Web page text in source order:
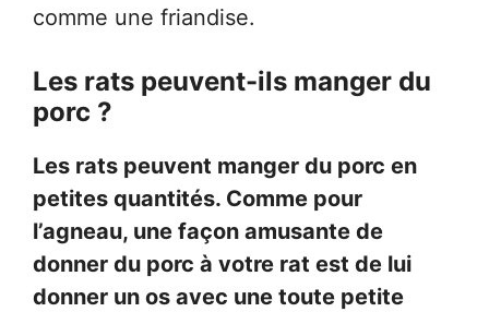
comme une friandise.
Les rats peuvent-ils manger du
porc ?
Les rats peuvent manger du porc en
petites quantités. Comme pour
l’agneau, une façon amusante de
donner du porc à votre rat est de lui
donner un os avec une toute petite